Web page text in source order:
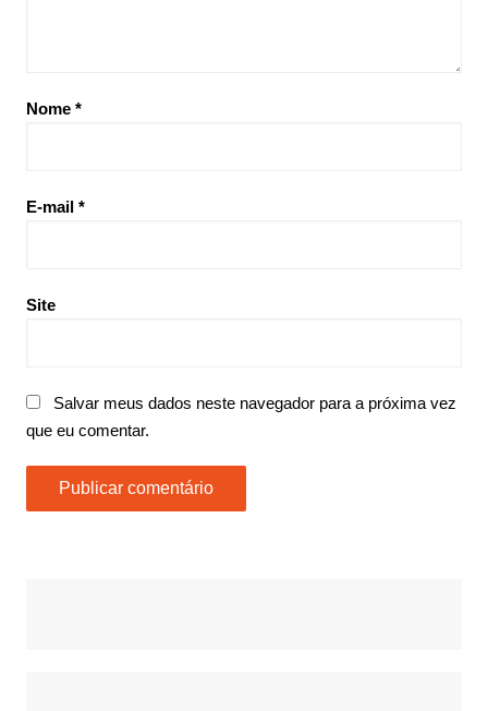
Nome *
E-mail *
Site
Salvar meus dados neste navegador para a próxima vez
que eu comentar.